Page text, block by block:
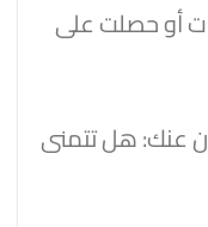
أو حصلت على
عنك: هل تتمنى